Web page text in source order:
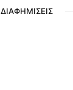
ΔΙΑΦΗΜΙΣΕΙΣ